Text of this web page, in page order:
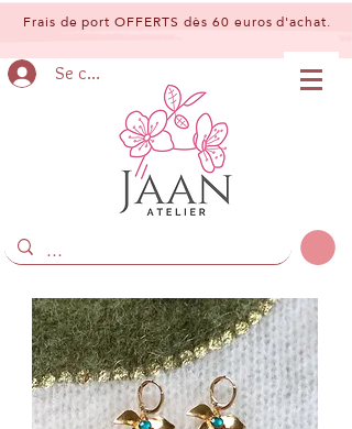
Frais de port OFFERTS dès 60 euros d'achat.
Se connecter